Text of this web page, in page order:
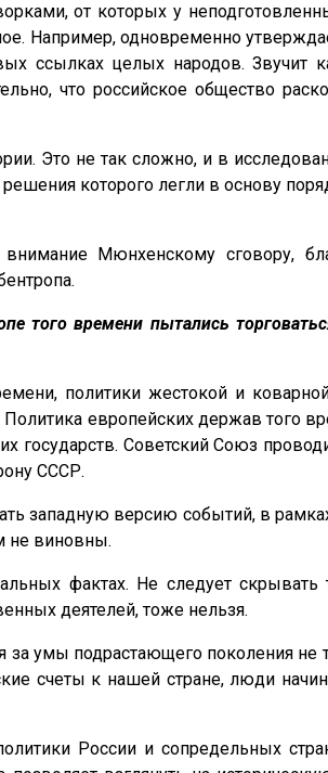
от которых у
Например, одновременно
ссылках целых народов. Звучит
что российское общество
Это не так сложно, и в
которого легли в основу
Мюнхенскому сговору,
того времени пытались
политики жестокой и
европейских держав того
государств. Советский Союз
СССР.
западную версию событий, в
не виновны.
фактах. Не следует
деятелей, тоже нельзя.
умы подрастающего поколения не
счеты к нашей стране, люди
России и сопредельных